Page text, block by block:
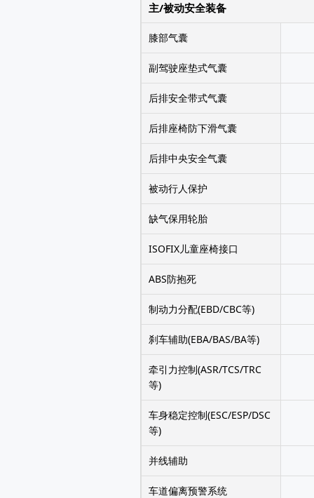
主/被动安全装备
膝部气囊
副驾驶座垫式气囊
后排安全带式气囊
后排座椅防下滑气囊
后排中央安全气囊
被动行人保护
缺气保用轮胎
ISOFIX儿童座椅接口
ABS防抱死
制动力分配(EBD/CBC等)
刹车辅助(EBA/BAS/BA等)
牵引力控制(ASR/TCS/TRC
等)
车身稳定控制(ESC/ESP/DSC
等)
并线辅助
车道偏离预警系统